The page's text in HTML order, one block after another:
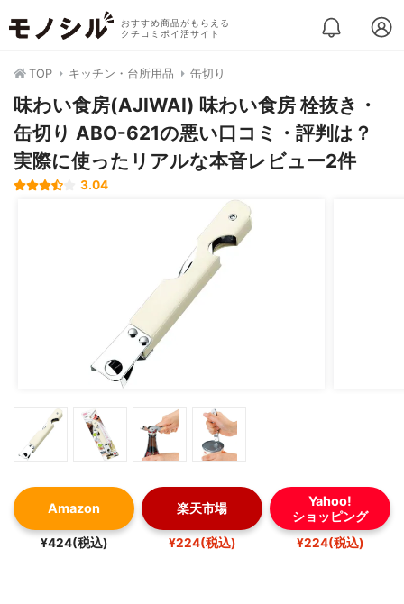
おすすめ商品がもらえる
クチコミポイ活サイト
TOP キッチン・台所用品 缶切り
味わい食房(AJIWAI) 味わい食房 栓抜き・
缶切り ABO-621の悪い口コミ・評判は？
実際に使ったリアルな本音レビュー2件
3.04
Amazon
¥424(税込)
楽天市場
¥224(税込)
Yahoo!
ショッピング
¥224(税込)